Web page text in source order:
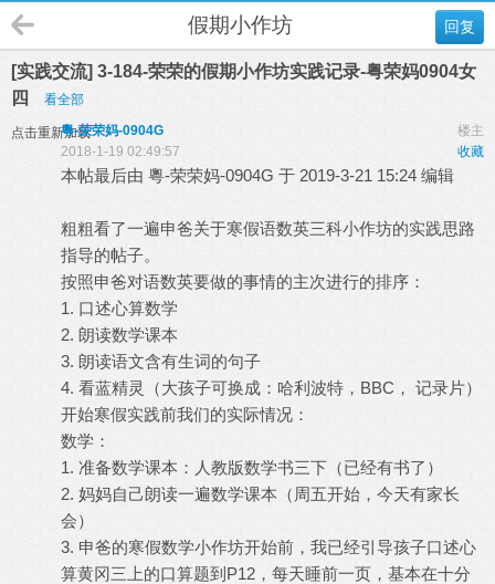
回复
假期小作坊
[实践交流] 3-184-荣荣的假期小作坊实践记录-粤荣妈0904女
四
看全部
点击重新加载 楼主
粵-荣荣妈-0904G
收藏
2018-1-19 02:49:57
本帖最后由 粵-荣荣妈-0904G 于 2019-3-21 15:24 编辑
粗粗看了一遍申爸关于寒假语数英三科小作坊的实践思路
指导的帖子。
按照申爸对语数英要做的事情的主次进行的排序：
1. 口述心算数学
2. 朗读数学课本
3. 朗读语文含有生词的句子
4. 看蓝精灵（大孩子可换成：哈利波特，BBC， 记录片）
开始寒假实践前我们的实际情况：
数学：
1. 准备数学课本：人教版数学书三下（已经有书了）
2. 妈妈自己朗读一遍数学课本（周五开始，今天有家长
会）
3. 申爸的寒假数学小作坊开始前，我已经引导孩子口述心
算黄冈三上的口算题到P12，每天睡前一页，基本在十分